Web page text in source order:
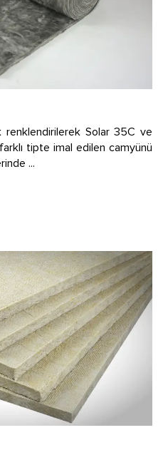
renklendirilerek Solar 35C ve
tipte imal edilen camyünü
...